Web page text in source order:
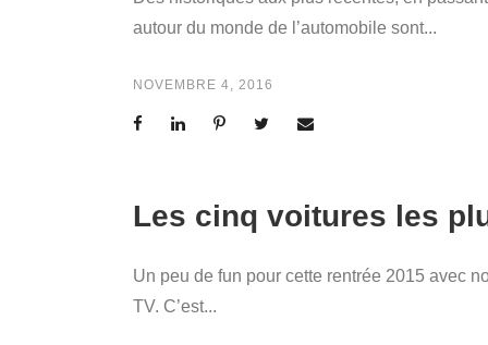
autour du monde de l’automobile sont...
NOVEMBRE 4, 2016
Les cinq voitures les
Un peu de fun pour cette rentrée 2015 avec
TV. C’est...